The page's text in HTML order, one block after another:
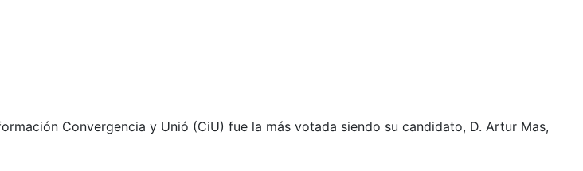
Convergencia y Unió (CiU) fue la más votada siendo su candidato, D. Artur Mas,